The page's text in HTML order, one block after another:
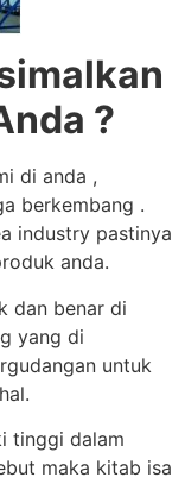
?
di anda ,
berkembang .
industry pastinya
anda.
dan benar di
yang di
untuk
tinggi dalam
maka kitab isa